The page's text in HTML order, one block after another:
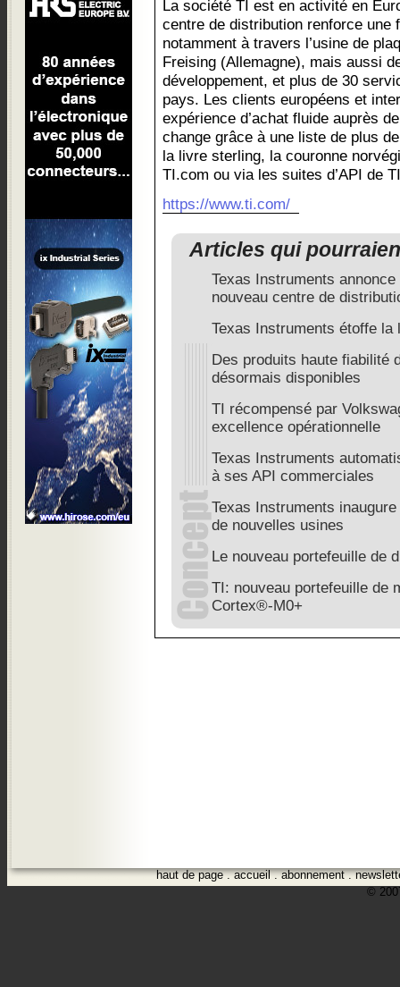
La société TI est en activité en
centre de distribution renforce une
notamment à travers l’usine de
Freising (Allemagne), mais aussi
développement, et plus de 30
pays. Les clients européens et
expérience d’achat fluide auprès
change grâce à une liste de plus
la livre sterling, la couronne
TI.com ou via les suites d’API de
https://www.ti.com/
Articles qui
Texas Instruments
nouveau centre de
Texas Instruments étoffe
Des produits haute fiabilité
désormais disponibles
TI récompensé par
excellence opérationnelle
Texas Instruments
à ses API commerciales
Texas Instruments
de nouvelles usines
Le nouveau portefeuille de
TI: nouveau portefeuille de
Cortex®-M0+
haut de page.accueil.abonnement.
©